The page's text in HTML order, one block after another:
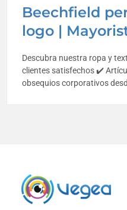
Beechfield
logo |
Descubra nuestra ropa y
clientes satisfechos ✔️
obsequios corporativos